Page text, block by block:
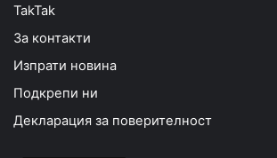
TakTak
За контакти
Изпрати новина
Подкрепи ни
Декларация за поверителност